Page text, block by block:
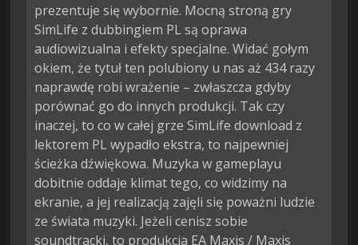
prezentuje się wybornie. Mocną stroną gry
SimLife z dubbingiem PL są oprawa
audiowizualna i efekty specjalne. Widać gołym
okiem, że tytuł ten polubiony u nas aż 434 razy
naprawdę robi wrażenie – zwłaszcza gdyby
porównać go do innych produkcji. Tak czy
inaczej, to co w całej grze SimLife download z
lektorem PL wypadło ekstra, to najpewniej
ścieżka dźwiękowa. Muzyka w gameplayu
dobitnie oddaje klimat tego, co widzimy na
ekranie, a jej realizacją zajęli się poważni ludzie
ze świata muzyki. Jeżeli cenisz sobie
soundtracki, to produkcja EA Maxis / Maxis